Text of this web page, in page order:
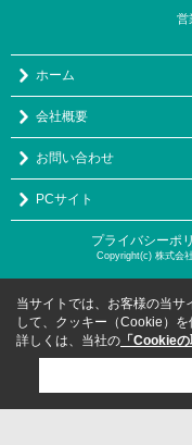
営
ホーム
会社概要
お問い合わせ
PCサイト
プライバシーポ
Copyright(c) 株式会
当サイトでは、お客様の当サ
して、クッキー（Cookie）を
詳しくは、当社の 「Cookie